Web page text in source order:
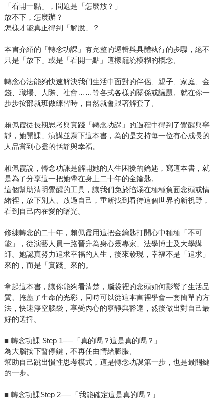
「看開一點」，問題是「怎麼放？」
放不下，怎麼辦？
怎樣才能真正得到「解脫」？
本書介紹的「轉念功課」有完整的邏輯與具體執行的步驟，絕不
只是「放下」或是「看開一點」這樣籠統模糊的概念。
轉念心法能夠快速解決我們生活中面對的伴侶、親子、家庭、金
錢、職場、人際、社會……等各式各樣的關係或議題。就在你一
步步按部就班做練習時，自然就會跟著解套了。
賴佩霞從長期思考與實踐「轉念功課」的過程中得到了覺醒與寧
靜，她開課、演講並寫下這本書，為的是支持每一位有心成長的
人品嘗到心靈的恬靜與幸福。
賴佩霞說，轉念功課是解開她的人生困擾的鑰匙，寫這本書，就
是為了分享這一把她帶在身上二十年的金鑰匙。
這個幫助清明覺醒的工具，讓我們免於陷溺在種種負面念頭或情
緒裡，放下別人、放過自己，重新找到看待這個世界的新視野，
看到自己內在愛的曙光。
修練轉念的二十年，賴佩霞用這把金鑰匙打開心中種種「不可
能」，從演藝人員一路晉升為身心靈專家、法學博士及大學講
師。她認真努力追求幸福的人生，後來發現，幸福不是「追求」
來的，而是「實踐」來的。
拿起這本書，讓你能夠看清楚，腦袋裡的念頭如何影響了生活品
質、掩蓋了生命的光彩，同時可以從這本書裡學會一套簡單的方
法，快速淨空腦袋，享受內心的寧靜與豁達，然後做出對自己最
好的選擇。
■ 轉念功課 Step 1──「真的嗎？這是真的嗎？」
為大腦按下暫停鍵，不再任由情緒膨脹。
幫助自己跳出慣性思考模式，這是轉念功課第一步，也是最關鍵
的一步。
■ 轉念功課Step 2──「我能確定這是真的嗎？」